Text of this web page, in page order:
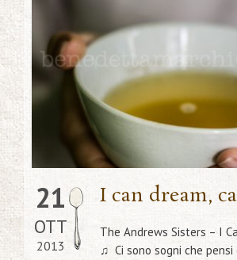
21
OTT
2013
I can dream,
The Andrews Sisters – I
♫ Ci sono sogni che